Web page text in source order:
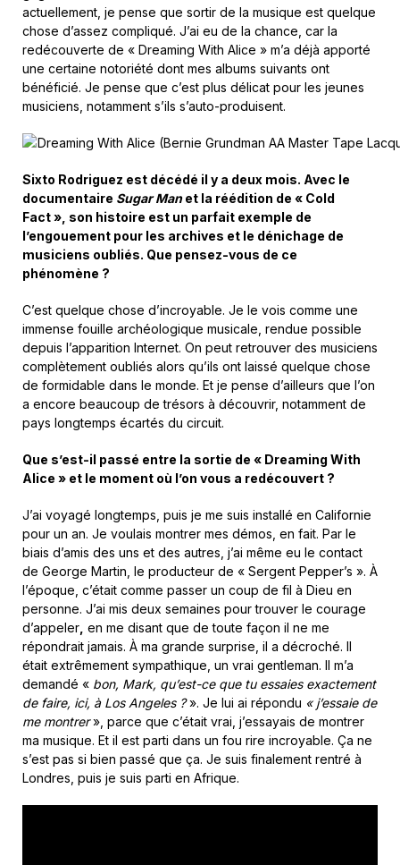
actuellement, je pense que sortir de la musique est quelque
chose d’assez compliqué. J’ai eu de la chance, car la
redécouverte de « Dreaming With Alice » m’a déjà apporté
une certaine notoriété dont mes albums suivants ont
bénéficié. Je pense que c’est plus délicat pour les jeunes
musiciens, notamment s’ils s’auto-produisent.
Sixto Rodriguez est décédé il y a deux mois. Avec le
documentaire Sugar Manet la réédition de « Cold
Fact », son histoire est un parfait exemple de
l’engouement pour les archives et le dénichage de
musiciens oubliés. Que pensez-vous de ce
phénomène ?
C’est quelque chose d’incroyable. Je le vois comme une
immense fouille archéologique musicale, rendue possible
depuis l’apparition Internet. On peut retrouver des musiciens
complètement oubliés alors qu’ils ont laissé quelque chose
de formidable dans le monde. Et je pense d’ailleurs que l’on
a encore beaucoup de trésors à découvrir, notamment de
pays longtemps écartés du circuit.
Que s’est-il passé entre la sortie de « Dreaming With
Alice » et le moment où l’on vous a redécouvert ?
J’ai voyagé longtemps, puis je me suis installé en Californie
pour un an. Je voulais montrer mes démos, en fait. Par le
biais d’amis des uns et des autres, j’ai même eu le contact
de George Martin, le producteur de « Sergent Pepper’s ». À
l’époque, c’était comme passer un coup de fil à Dieu en
personne. J’ai mis deux semaines pour trouver le courage
d’appeler en me disant que de toute façon il ne me
répondrait jamais. À ma grande surprise, il a décroché. Il
était extrêmement sympathique, un vrai gentleman. Il m’a
demandé « bon, Mark, qu’est-ce que tu essaies exactement
de faire, ici, à Los Angeles ?». Je lui ai répondu « j’essaie de
me montrer», parce que c’était vrai, j’essayais de montrer
ma musique. Et il est parti dans un fou rire incroyable. Ça ne
s’est pas si bien passé que ça. Je suis finalement rentré à
Londres, puis je suis parti en Afrique.